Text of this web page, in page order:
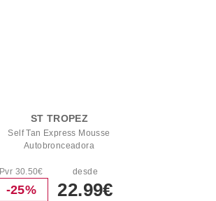
ST TROPEZ
Self Tan Express Mousse
Autobronceadora
Pvr 30.50€
-25%
desde
22.99€